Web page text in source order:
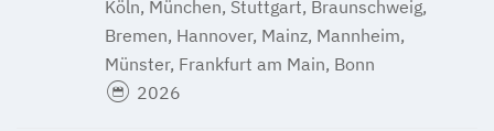
Köln, München, Stuttgart, Braunschweig,
Bremen, Hannover, Mainz, Mannheim,
Münster, Frankfurt am Main, Bonn
2026